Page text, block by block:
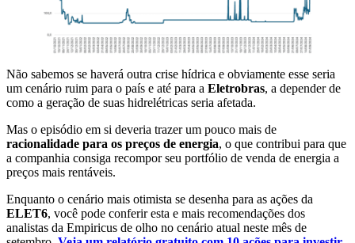
Não sabemos se haverá outra crise hídrica e obviamente esse seria
um cenário ruim para o país e até para a Eletrobras, a depender de
como a geração de suas hidrelétricas seria afetada.
Mas o episódio em si deveria trazer um pouco mais de
racionalidade para os preços de energia, o que contribui para que
a companhia consiga recompor seu portfólio de venda de energia a
preços mais rentáveis.
Enquanto o cenário mais otimista se desenha para as ações da
ELET6, você pode conferir esta e mais recomendações dos
analistas da Empiricus de olho no cenário atual neste mês de